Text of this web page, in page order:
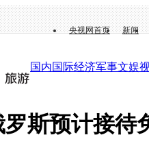
央视网首页 新闻
国内国际经济军事文娱
罗斯预计接待